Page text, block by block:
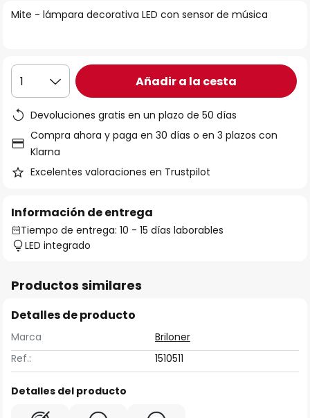
la
imágenes
Mite - lámpara decorativa LED con sensor de música
1 Añadir a la cesta
Devoluciones gratis en un plazo de 50 días
Compra ahora y paga en 30 días o en 3 plazos con
Klarna
Excelentes valoraciones en Trustpilot
Información de entrega
Tiempo de entrega: 10 - 15 días laborables
LED integrado
Productos similares
Detalles de producto
Marca
Briloner
Ref.:
1510511
Detalles del producto